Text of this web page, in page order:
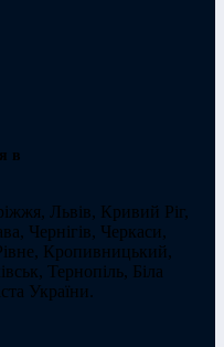
в
Львів, Кривий Ріг,
Чернігів, Черкаси,
Кропивницький,
Тернопіль, Біла
України.